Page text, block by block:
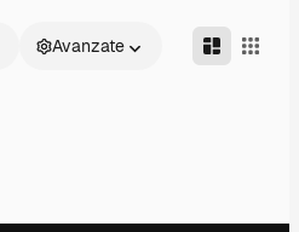
Avanzate